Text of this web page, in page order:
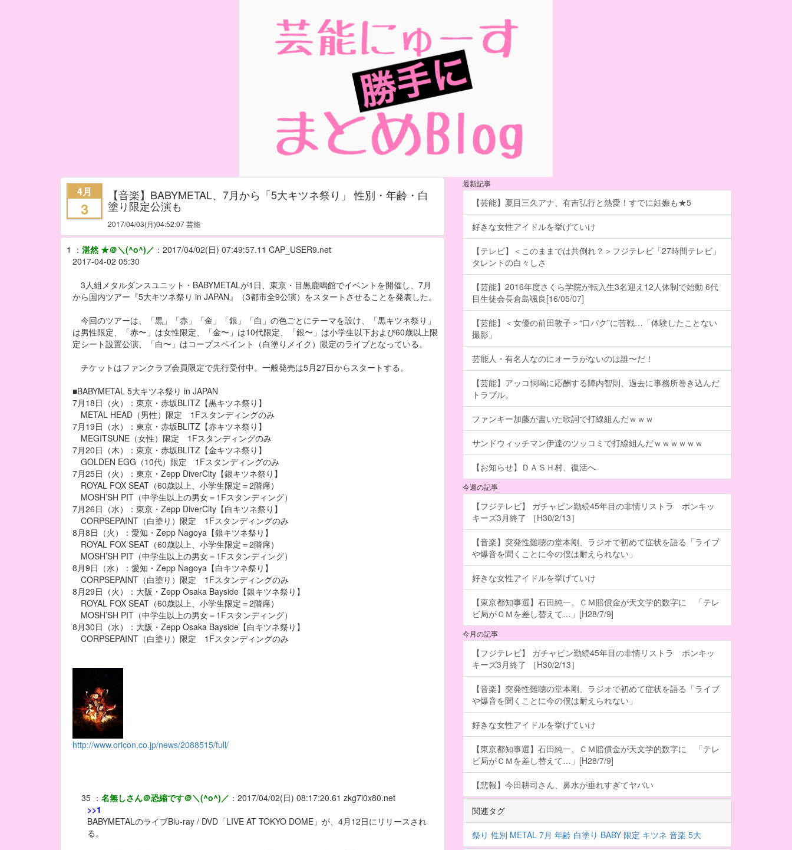
4月
3
【音楽】BABYMETAL、7月から「5大キツネ祭り」 性別・年齢・白
塗り限定公演も
2017/04/03(月)04:52:07 芸能
1 ： 湛然 ★＠＼(^o^)／ ： 2017/04/02(日) 07:49:57.11 CAP_USER9.net
2017-04-02 05:30
3人組メタルダンスユニット・BABYMETALが1日、東京・目黒鹿鳴館でイベントを開催し、7月
から国内ツアー『5大キツネ祭り in JAPAN』（3都市全9公演）をスタートさせることを発表した。
今回のツアーは、「黒」「赤」「金」「銀」「白」の色ごとにテーマを設け、「黒キツネ祭り」
は男性限定、「赤〜」は女性限定、「金〜」は10代限定、「銀〜」は小学生以下および60歳以上限
定シート設置公演、「白〜」はコープスペイント（白塗りメイク）限定のライブとなっている。
チケットはファンクラブ会員限定で先行受付中。一般発売は5月27日からスタートする。
■BABYMETAL 5大キツネ祭り in JAPAN
7月18日（火）：東京・赤坂BLITZ【黒キツネ祭り】
METAL HEAD（男性）限定 1Fスタンディングのみ
7月19日（水）：東京・赤坂BLITZ【赤キツネ祭り】
MEGITSUNE（女性）限定 1Fスタンディングのみ
7月20日（木）：東京・赤坂BLITZ【金キツネ祭り】
GOLDEN EGG（10代）限定 1Fスタンディングのみ
7月25日（火）：東京・Zepp DiverCity【銀キツネ祭り】
ROYAL FOX SEAT（60歳以上、小学生限定＝2階席）
MOSH’SH PIT（中学生以上の男女＝1Fスタンディング）
7月26日（水）：東京・Zepp DiverCity【白キツネ祭り】
CORPSEPAINT（白塗り）限定 1Fスタンディングのみ
8月8日（火）：愛知・Zepp Nagoya【銀キツネ祭り】
ROYAL FOX SEAT（60歳以上、小学生限定＝2階席）
MOSH’SH PIT（中学生以上の男女＝1Fスタンディング）
8月9日（水）：愛知・Zepp Nagoya【白キツネ祭り】
CORPSEPAINT（白塗り）限定 1Fスタンディングのみ
8月29日（火）：大阪・Zepp Osaka Bayside【銀キツネ祭り】
ROYAL FOX SEAT（60歳以上、小学生限定＝2階席）
MOSH’SH PIT（中学生以上の男女＝1Fスタンディング）
8月30日（水）：大阪・Zepp Osaka Bayside【白キツネ祭り】
CORPSEPAINT（白塗り）限定 1Fスタンディングのみ
http://www.oricon.co.jp/news/2088515/full/
35 ： 名無しさん＠恐縮です＠＼(^o^)／ ： 2017/04/02(日) 08:17:20.61 zkg7i0x80.net
>>1
BABYMETALのライブBlu-ray / DVD「LIVE AT TOKYO DOME」が、4月12日にリリースされ
る。
最新記事
【芸能】夏目三久アナ、有吉弘行と熱愛！すでに妊娠も★5
好きな女性アイドルを挙げていけ
【テレビ】＜このままでは共倒れ？＞フジテレビ「27時間テレビ」
タレントの白々しさ
【芸能】2016年度さくら学院が転入生3名迎え12人体制で始動 6代
目生徒会長倉島颯良[16/05/07]
【芸能】＜女優の前田敦子＞“口パク”に苦戦…「体験したことない
撮影」
芸能人・有名人なのにオーラがないのは誰〜だ！
【芸能】アッコ恫喝に応酬する陣内智則、過去に事務所巻き込んだ
トラブル。
ファンキー加藤が書いた歌詞で打線組んだｗｗｗ
サンドウィッチマン伊達のツッコミで打線組んだｗｗｗｗｗｗ
【お知らせ】ＤＡＳＨ村、復活へ
今週の記事
【フジテレビ】 ガチャピン勤続45年目の非情リストラ ポンキッ
キーズ3月終了 ［H30/2/13］
【音楽】突発性難聴の堂本剛、ラジオで初めて症状を語る「ライブ
や爆音を聞くことに今の僕は耐えられない」
好きな女性アイドルを挙げていけ
【東京都知事選】石田純一、ＣＭ賠償金が天文学的数字に 「テレ
ビ局がＣＭを差し替えて…」[H28/7/9]
今月の記事
【フジテレビ】 ガチャピン勤続45年目の非情リストラ ポンキッ
キーズ3月終了 ［H30/2/13］
【音楽】突発性難聴の堂本剛、ラジオで初めて症状を語る「ライブ
や爆音を聞くことに今の僕は耐えられない」
好きな女性アイドルを挙げていけ
【東京都知事選】石田純一、ＣＭ賠償金が天文学的数字に 「テレ
ビ局がＣＭを差し替えて…」[H28/7/9]
【悲報】今田耕司さん、鼻水が垂れすぎてヤバい
関連タグ
祭り 性別 METAL 7月 年齢 白塗り BABY 限定 キツネ 音楽 5大